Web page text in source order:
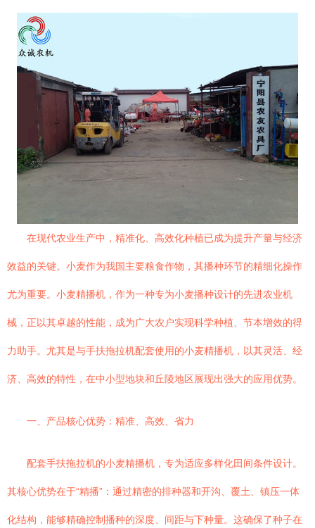
在现代农业生产中，精准化、高效化种植已成为提升产量与经济
效益的关键。小麦作为我国主要粮食作物，其播种环节的精细化操作
尤为重要。小麦精播机，作为一种专为小麦播种设计的先进农业机
械，正以其卓越的性能，成为广大农户实现科学种植、节本增效的得
力助手。尤其是与手扶拖拉机配套使用的小麦精播机，以其灵活、经
济、高效的特性，在中小型地块和丘陵地区展现出强大的应用优势。
一、产品核心优势：精准、高效、省力
配套手扶拖拉机的小麦精播机，专为适应多样化田间条件设计。
其核心优势在于“精播”：通过精密的排种器和开沟、覆土、镇压一体
化结构，能够精确控制播种的深度、间距与下种量。这确保了种子在